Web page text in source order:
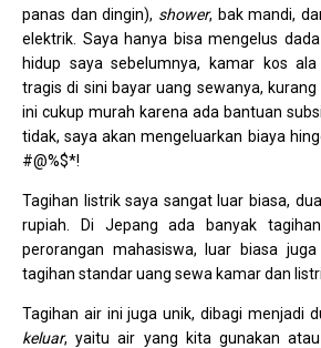
panas dan dingin), shower, bak mandi,
elektrik. Saya hanya bisa mengelus
hidup saya sebelumnya, kamar kos
tragis di sini bayar uang sewanya,
ini cukup murah karena ada bantuan
tidak, saya akan mengeluarkan biaya
#@%$*!
Tagihan listrik saya sangat luar biasa,
rupiah. Di Jepang ada banyak
perorangan mahasiswa, luar biasa
tagihan standar uang sewa kamar dan
Tagihan air ini juga unik, dibagi menjadi
keluar, yaitu air yang kita gunakan